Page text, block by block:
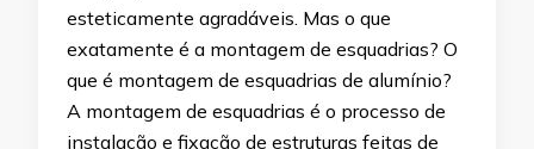
esteticamente agradáveis. Mas o que
exatamente é a montagem de esquadrias? O
que é montagem de esquadrias de alumínio?
A montagem de esquadrias é o processo de
instalação e fixação de estruturas feitas de